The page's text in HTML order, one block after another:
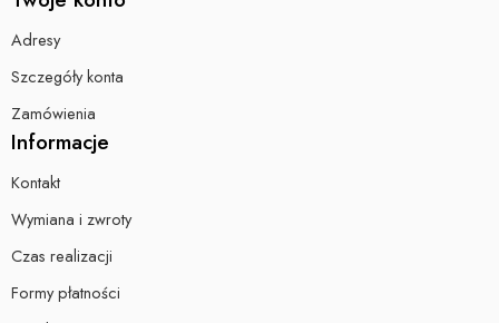
Adresy
Szczegóły konta
Zamówienia
Informacje
Kontakt
Wymiana i zwroty
Czas realizacji
Formy płatności